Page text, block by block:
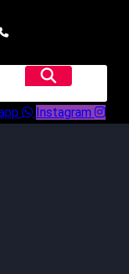
Instagram